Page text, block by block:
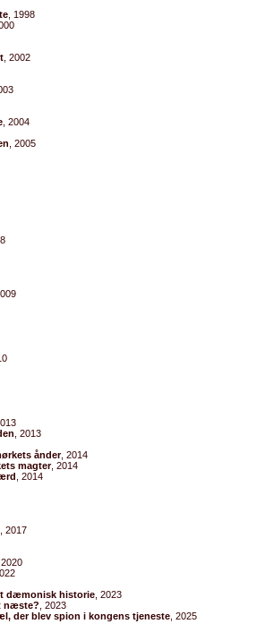
, 1998
, 2002
, 2004
, 2005
, 2013
ånder, 2014
magter, 2014
, 2014
, 2017
, 2020
dæmonisk historie , 2023
næste? , 2023
der blev spion i kongens tjeneste , 2025